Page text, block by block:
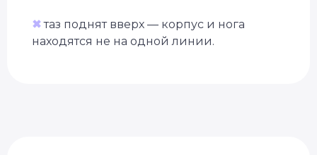
✖таз поднят вверх — корпус и нога
находятся не на одной линии.